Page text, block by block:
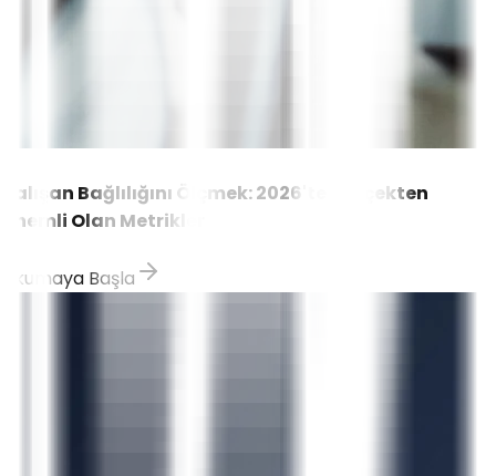
Çalışan Bağlılığını Ölçmek: 2026'te Gerçekten
Önemli Olan Metrikler
Okumaya Başla